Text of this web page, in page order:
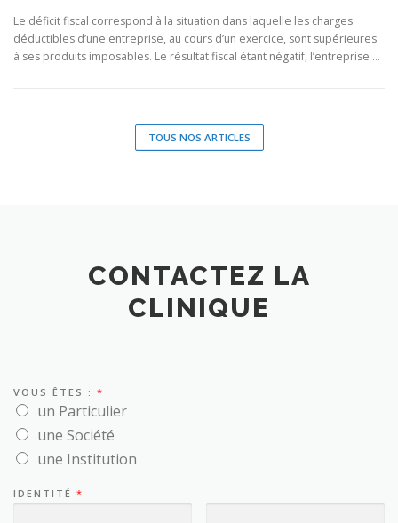
Le déficit fiscal correspond à la situation dans laquelle les charges
déductibles d’une entreprise, au cours d’un exercice, sont supérieures
à ses produits imposables. Le résultat fiscal étant négatif, l’entreprise …
TOUS NOS ARTICLES
CONTACTEZ LA
CLINIQUE
VOUS ÊTES : *
un Particulier
une Société
une Institution
IDENTITÉ *